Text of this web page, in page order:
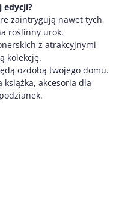
edycji?
zaintrygują nawet tych,
roślinny urok.
z atrakcyjnymi
kolekcję.
ozdobą twojego domu.
książka, akcesoria dla